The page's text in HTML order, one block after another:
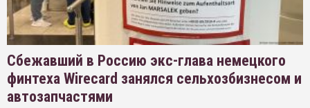
Сбежавший в Россию экс-глава немецкого
финтеха Wirecard занялся сельхозбизнесом и
автозапчастями